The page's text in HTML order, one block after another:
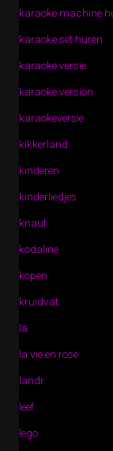
karaoke machine
karaoke set huren
karaoke versie
karaoke version
karaokeversie
kikkerland
kinderen
kinderliedjes
knauf
kodaline
kopen
kruidvat
la
la vie en rose
landr
leef
lego